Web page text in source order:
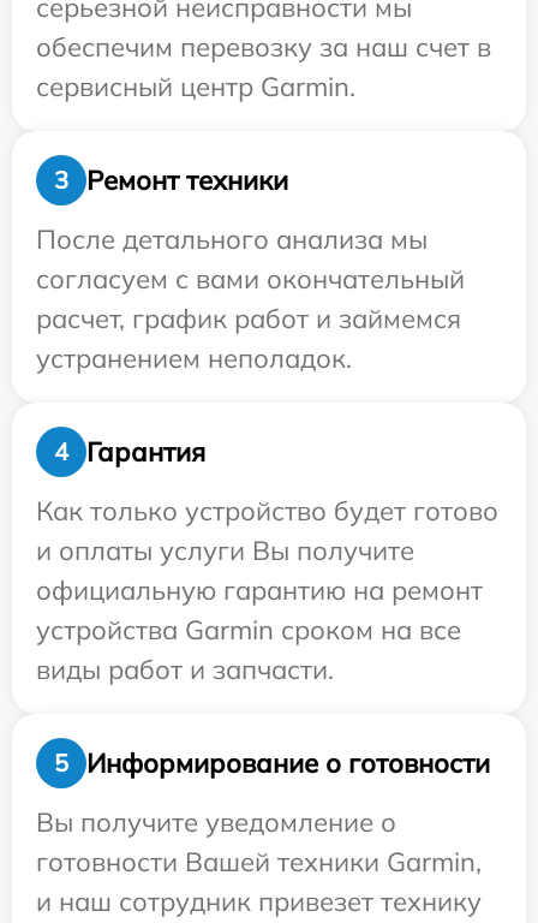
серьезной неисправности мы
обеспечим перевозку за наш счет в
сервисный центр Garmin.
3
Ремонт техники
После детального анализа мы
согласуем с вами окончательный
расчет, график работ и займемся
устранением неполадок.
4
Гарантия
Как только устройство будет готово
и оплаты услуги Вы получите
официальную гарантию на ремонт
устройства Garmin сроком на все
виды работ и запчасти.
5
Информирование о готовности
Вы получите уведомление о
готовности Вашей техники Garmin,
и наш сотрудник привезет технику